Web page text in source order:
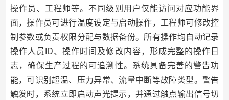
操作员、工程师等。不同级别用户仅能访问对应功能界
面，操作员可进行温度设定与启动操作，工程师可修改控
制参数或负责权限分配与数据备份。所有操作均自动记录
操作人员ID、操作时间及修改内容，形成完整的操作日
志，确保生产过程的可追溯性。系统具备完善的警告功
能，可识别超温、压力异常、流量中断等故障类型。警告
触发时，系统立即启动声光提示，并通过触点输出信号切